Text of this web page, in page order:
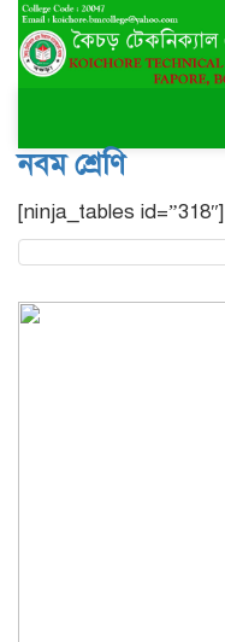
নবম শ্রেণি
[ninja_tables id=”318″]